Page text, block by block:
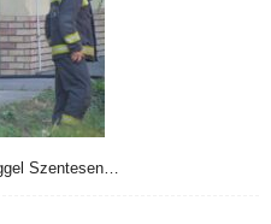
Szentesen…